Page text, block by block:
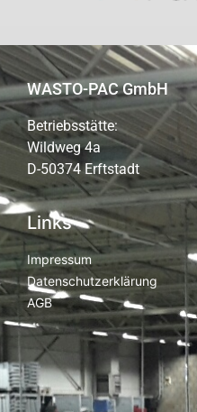
WASTO-PAC GmbH
Betriebsstätte:
Wildweg 4a
D-50374 Erftstadt
Links
Impressum
Datenschutzerklärung
AGB